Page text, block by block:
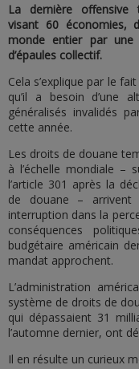
La dernière offensive
visant 60 économies,
monde entier par une
d’épaules collectif.
Cela s’explique par le
qu’il a besoin d’une
généralisés invalidés
cette année.
Les droits de douane
à l’échelle mondiale –
l’article 301 après la
de douane – arrivent
interruption dans la
conséquences
budgétaire américain
mandat approchent.
L’administration
système de droits de
qui dépassaient 31
l’automne dernier, ont
Il en résulte un curieux